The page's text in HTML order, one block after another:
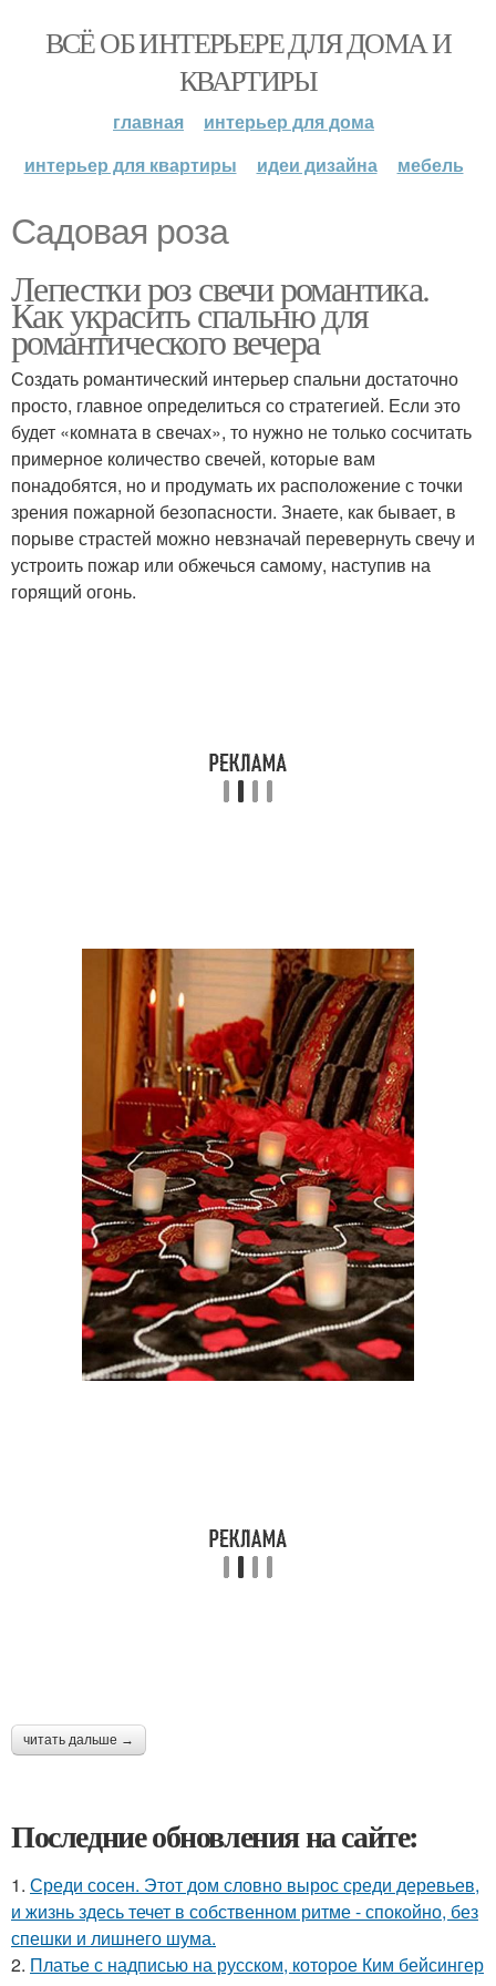
ВСЁ ОБ ИНТЕРЬЕРЕ ДЛЯ ДОМА И
КВАРТИРЫ
главная
интерьер для дома
интерьер для квартиры
идеи дизайна мебель
Садовая роза
Лепестки роз свечи романтика.
Как украсить спальню для
романтического вечера
Создать романтический интерьер спальни достаточно
просто, главное определиться со стратегией. Если это
будет «комната в свечах», то нужно не только сосчитать
примерное количество свечей, которые вам
понадобятся, но и продумать их расположение с точки
зрения пожарной безопасности. Знаете, как бывает, в
порыве страстей можно невзначай перевернуть свечу и
устроить пожар или обжечься самому, наступив на
горящий огонь.
читать дальше →
Последние обновления на сайте:
1. Среди сосен. Этот дом словно вырос среди деревьев,
и жизнь здесь течет в собственном ритме - спокойно, без
спешки и лишнего шума.
2. Платье с надписью на русском, которое Ким бейсингер